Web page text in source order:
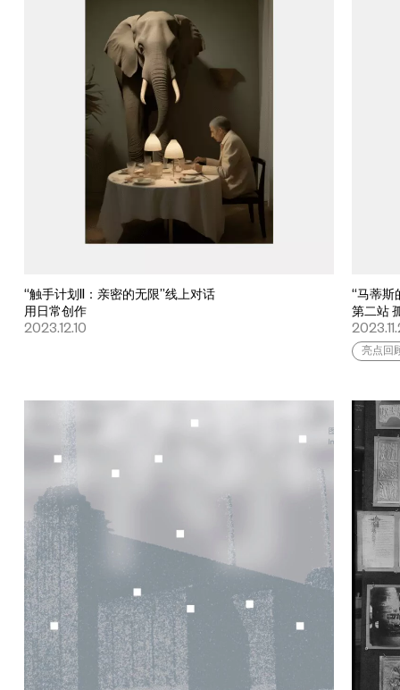
“触手计划II：亲密的无限”线上对话
用日常创作
2023.12.10
“马蒂斯
第二站
亮点回